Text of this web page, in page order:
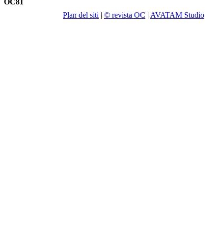
OC81
Plan del siti | © revista OC | AVATAM Studio